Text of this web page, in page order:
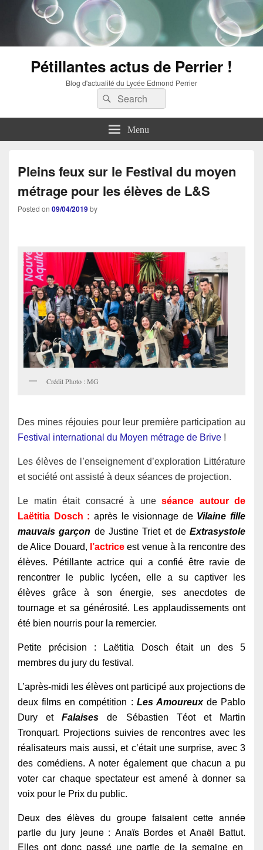
Pétillantes actus de Perrier !
Blog d'actualité du Lycée Edmond Perrier
Search
for:
Search
Menu
Pleins feux sur le Festival du moyen
métrage pour les élèves de L&S
Posted on 09/04/2019by
Crédit Photo : MG
Des mines réjouies pour leur première participation au
Festival international du Moyen métrage de Brive !
Les élèves de l’enseignement d’exploration Littérature
et société ont assisté à deux séances de projection.
Le matin était consacré à une séance autour de
Laëtitia Dosch : après le visionnage de Vilaine fille
mauvais garçon de Justine Triet et deExtrasystole
de Alice Douard, l’actrice est venue à la rencontre des
élèves. Pétillante actrice qui a confié être ravie de
rencontrer le public lycéen, elle a su captiver les
élèves grâce à son énergie, ses anecdotes de
tournage et sa générosité. Les applaudissements ont
été bien nourris pour la remercier.
Petite précision : Laëtitia Dosch était un des 5
membres du jury du festival.
L’après-midi les élèves ont participé aux projections de
deux films en compétition : Les Amoureuxde Pablo
Dury etFalaises de Sébastien Téot et Martin
Tronquart. Projections suivies de rencontres avec les
réalisateurs mais aussi, et c’était une surprise, avec 3
des comédiens. A noter également que chacun a pu
voter car chaque spectateur est amené à donner sa
voix pour le Prix du public.
Deux des élèves du groupe faisaient cette année
partie du jury jeune : Anaïs Bordes et Anaël Battut.
Elles ont donc passé une partie de la semaine en